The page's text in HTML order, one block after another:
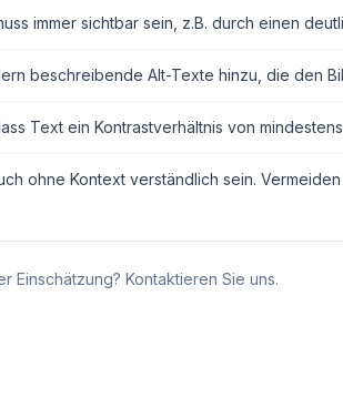
immer sichtbar sein, z.B. durch einen
beschreibende Alt-Texte hinzu, die den
Text ein Kontrastverhältnis von
ohne Kontext verständlich sein.
Einschätzung? Kontaktieren Sie uns.